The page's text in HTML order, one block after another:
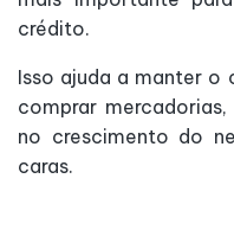
crédito.
Isso ajuda a manter o
comprar
no crescimento do
caras.